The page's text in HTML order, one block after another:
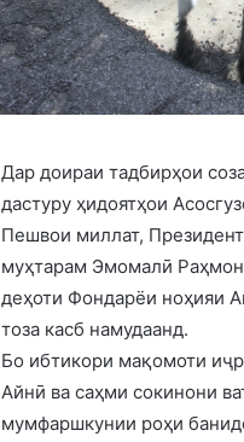
Дар доираи тадбирҳои
дастуру ҳидоятҳои
Пешвои миллат,
муҳтарам Эмомалӣ
деҳоти Фондарёи ноҳияи
тоза касб намудаанд.
Бо ибтикори мақомоти
Айнӣ ва саҳми сокинони
мумфаршкунии роҳи